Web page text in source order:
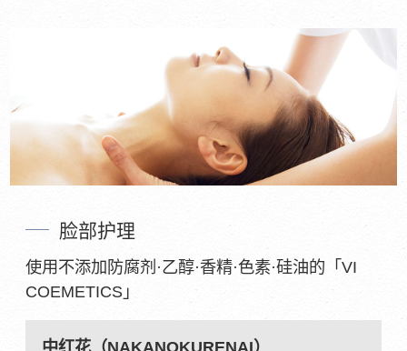
脸部护理
使用不添加防腐剂·乙醇·香精·色素·硅油的「VI
COEMETICS」
中红花（NAKANOKURENAI）